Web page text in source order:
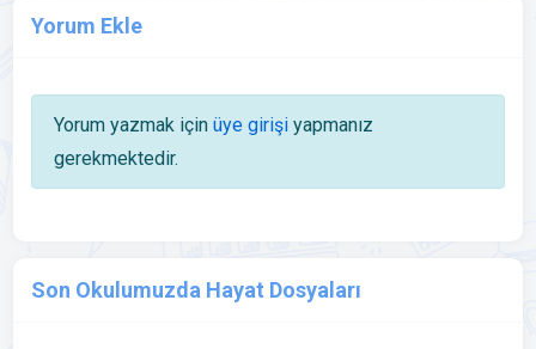
Yorum Ekle
Yorum yazmak için üye girişiyapmanız
gerekmektedir.
Son Okulumuzda Hayat Dosyaları